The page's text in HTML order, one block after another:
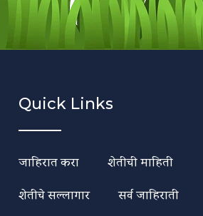
Quick Links
जाहिरात करा
शेतीची माहिती
शेतीचे सल्लागार
सर्व जाहिराती